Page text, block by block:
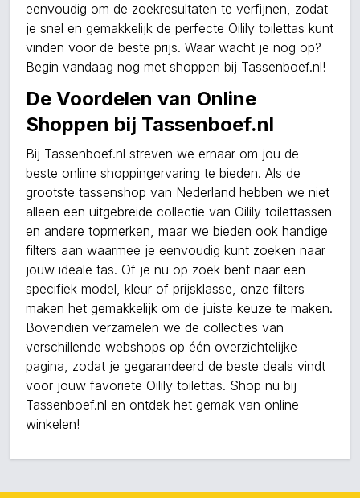
eenvoudig om de zoekresultaten te verfijnen, zodat
je snel en gemakkelijk de perfecte Oilily toilettas kunt
vinden voor de beste prijs. Waar wacht je nog op?
Begin vandaag nog met shoppen bij Tassenboef.nl!
De Voordelen van Online
Shoppen bij Tassenboef.nl
Bij Tassenboef.nl streven we ernaar om jou de
beste online shoppingervaring te bieden. Als de
grootste tassenshop van Nederland hebben we niet
alleen een uitgebreide collectie van Oilily toilettassen
en andere topmerken, maar we bieden ook handige
filters aan waarmee je eenvoudig kunt zoeken naar
jouw ideale tas. Of je nu op zoek bent naar een
specifiek model, kleur of prijsklasse, onze filters
maken het gemakkelijk om de juiste keuze te maken.
Bovendien verzamelen we de collecties van
verschillende webshops op één overzichtelijke
pagina, zodat je gegarandeerd de beste deals vindt
voor jouw favoriete Oilily toilettas. Shop nu bij
Tassenboef.nl en ontdek het gemak van online
winkelen!